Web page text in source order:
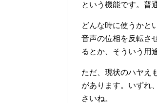
という機能です。普
どんな時に使うかと
音声の位相を反転さ
るとか、そういう用
ただ、現状のハヤえ
があります。いずれ
さいね。